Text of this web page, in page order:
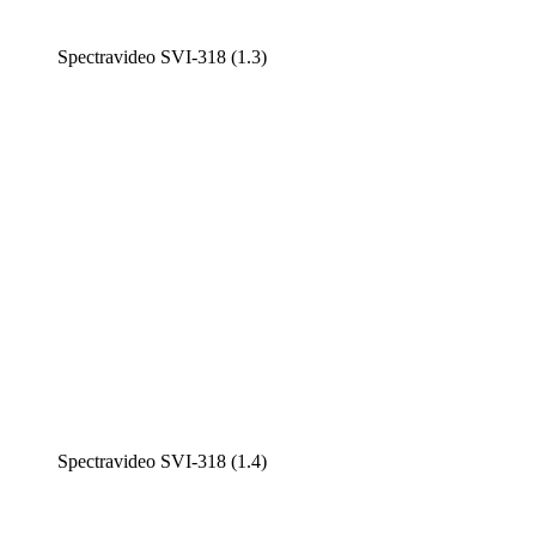
Spectravideo SVI-318 (1.3)
Spectravideo SVI-318 (1.4)